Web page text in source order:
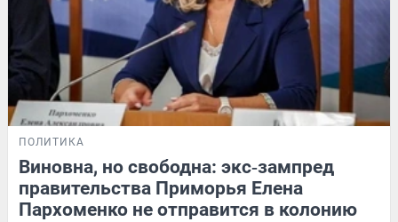
ПОЛИТИКА
Виновна, но свободна: экс‑зампред
правительства Приморья Елена
Пархоменко не отправится в колонию